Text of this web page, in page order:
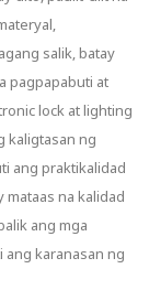
salik, batay
pagpapabuti at
lock at lighting
kaligtasan ng
ang praktikalidad
na kalidad
ang mga
karanasan ng